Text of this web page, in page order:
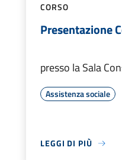
CORSO
Presentazione
presso la Sala
Assistenza sociale
LEGGI DI PIÙ